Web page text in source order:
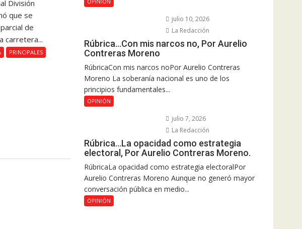
División
que se
de
carretera...
PRINCIPALES
julio 10, 2026
La Redacción
Rúbrica…Con mis narcos no, Por Aurelio
Contreras Moreno
RúbricaCon mis narcos noPor Aurelio Contreras
Moreno La soberanía nacional es uno de los
principios fundamentales...
OPINIÓN
julio 7, 2026
La Redacción
Rúbrica…La opacidad como estrategia
electoral, Por Aurelio Contreras Moreno.
RúbricaLa opacidad como estrategia electoralPor
Aurelio Contreras Moreno Aunque no generó mayor
conversación pública en medio...
OPINIÓN